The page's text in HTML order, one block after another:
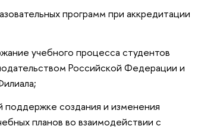
программ при аккредитации
учебного процесса студентов
Российской Федерации и
поддержке создания и изменения
планов во взаимодействии с